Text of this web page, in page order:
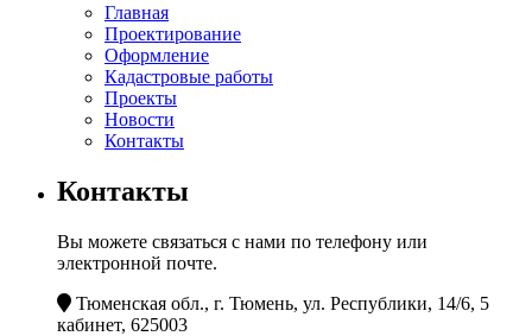
Главная
Проектирование
Оформление
Кадастровые работы
Проекты
Новости
Контакты
Контакты
Вы можете связаться с нами по телефону или
электронной почте.
Тюменская обл., г. Тюмень, ул. Республики, 14/6, 5
кабинет, 625003